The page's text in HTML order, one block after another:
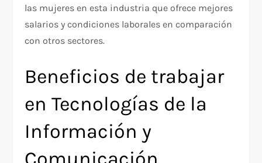
las mujeres en esta industria que ofrece mejores
salarios y condiciones laborales en comparación
con otros sectores.
Beneficios de trabajar
en Tecnologías de la
Información y